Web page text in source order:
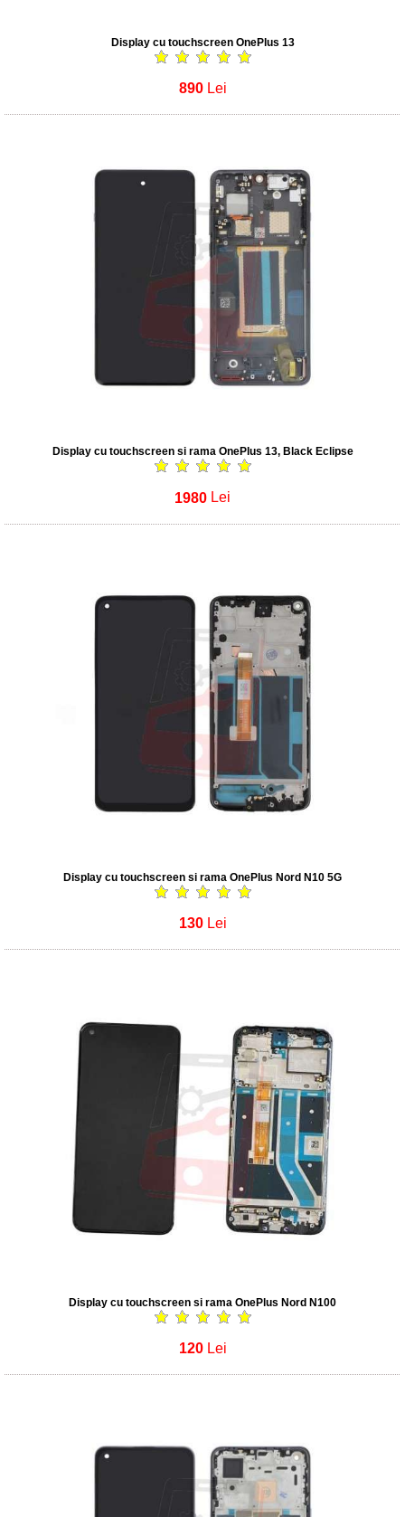
Display cu touchscreen OnePlus 13
890 Lei
Display cu touchscreen si rama OnePlus 13, Black Eclipse
1980 Lei
Display cu touchscreen si rama OnePlus Nord N10 5G
130 Lei
Display cu touchscreen si rama OnePlus Nord N100
120 Lei